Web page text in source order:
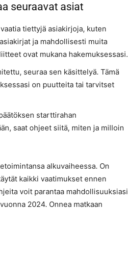
seuraavat asiat
tiettyjä asiakirjoja, kuten
ja mahdollisesti muita
ovat mukana hakemuksessasi.
seuraa sen käsittelyä. Tämä
on puutteita tai tarvitset
starttirahan
saat ohjeet siitä, miten ja milloin
alkuvaiheessa. On
kaikki vaatimukset ennen
voit parantaa mahdollisuuksiasi
2024. Onnea matkaan